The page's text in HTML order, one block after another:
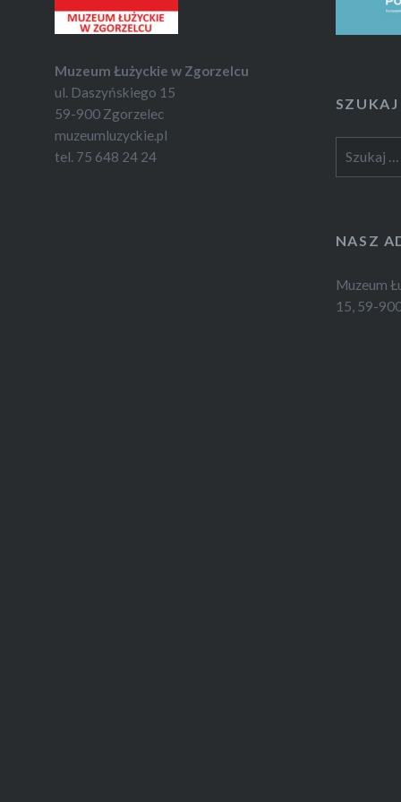
Muzeum Łużyckie w Zgorzelcu
ul. Daszyńskiego 15
59-900 Zgorzelec
muzeumluzyckie.pl
tel. 75 648 24 24
SZUKAJ
NASZ
Muzeum
15, 59-